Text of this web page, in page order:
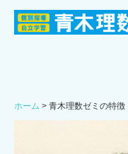
青木理数ゼミの特徴
ホーム 青木理数ゼミの特徴